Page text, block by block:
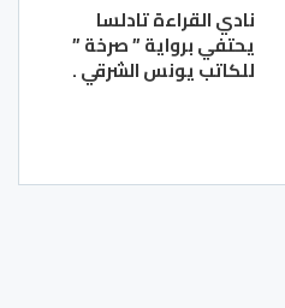
نادي القراءة تادلسا
يحتفي برواية ” صرخة ”
للكاتب يونس الشرقي .